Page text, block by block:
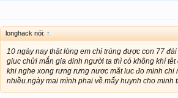
longhack nói: ↑
10 ngày nay thật lòng em chỉ trúng được con 77
giuc chửi mắn gia đinh người ta thì có không khí
khi nghe xong rưng rưng nươc măt luc đo minh
nhiều.ngày mai mình phai về.mấy huynh cho minh